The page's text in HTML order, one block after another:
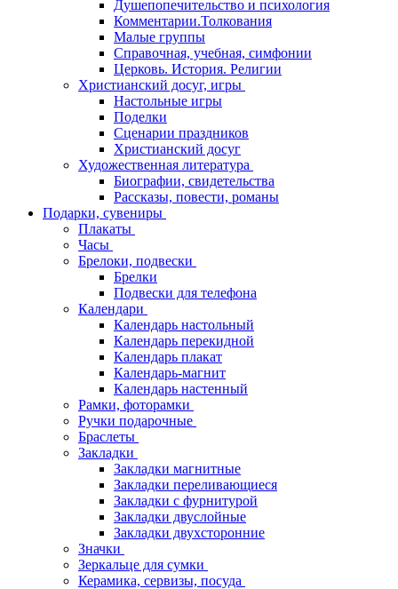
Душепопечительство и психология
Комментарии.Толкования
Малые группы
Справочная, учебная, симфонии
Церковь. История. Религии
Христианский досуг, игры
Настольные игры
Поделки
Сценарии праздников
Христианский досуг
Художественная литература
Биографии, свидетельства
Рассказы, повести, романы
Подарки, сувениры
Плакаты
Часы
Брелоки, подвески
Брелки
Подвески для телефона
Календари
Календарь настольный
Календарь перекидной
Календарь плакат
Календарь-магнит
Календарь настенный
Рамки, фоторамки
Ручки подарочные
Браслеты
Закладки
Закладки магнитные
Закладки переливающиеся
Закладки с фурнитурой
Закладки двуслойные
Закладки двухсторонние
Значки
Зеркальце для сумки
Керамика, сервизы, посуда